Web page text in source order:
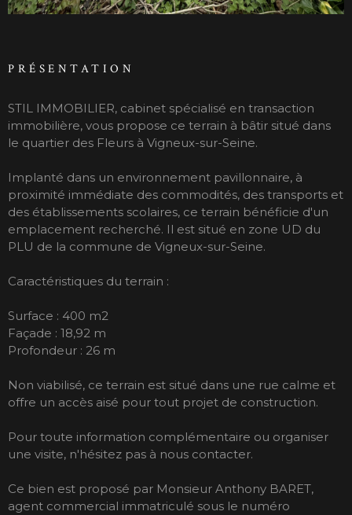
PRÉSENTATION
STIL IMMOBILIER, cabinet spécialisé en transaction
immobilière, vous propose ce terrain à bâtir situé dans
le quartier des Fleurs à Vigneux-sur-Seine.
Implanté dans un environnement pavillonnaire, à
proximité immédiate des commodités, des transports et
des établissements scolaires, ce terrain bénéficie d'un
emplacement recherché. Il est situé en zone UD du
PLU de la commune de Vigneux-sur-Seine.
Caractéristiques du terrain :
Surface : 400 m2
Façade : 18,92 m
Profondeur : 26 m
Non viabilisé, ce terrain est situé dans une rue calme et
offre un accès aisé pour tout projet de construction.
Pour toute information complémentaire ou organiser
une visite, n'hésitez pas à nous contacter.
Ce bien est proposé par Monsieur Anthony BARET,
agent commercial immatriculé sous le numéro